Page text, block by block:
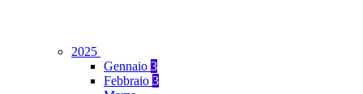
2025
Gennaio 3
Febbraio 3